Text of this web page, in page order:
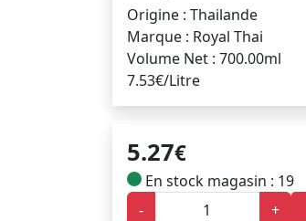
Origine : Thailande
Marque : Royal Thai
Volume Net : 700.00ml
7.53€/Litre
5.27€
En stock magasin : 19
-
+